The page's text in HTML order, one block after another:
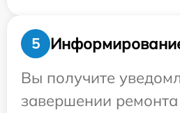
5
Вы получите
завершении ремонта